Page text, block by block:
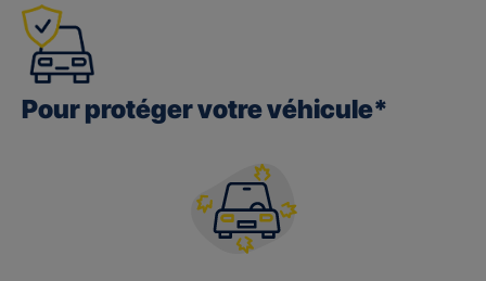
Pour protéger votre véhicule*